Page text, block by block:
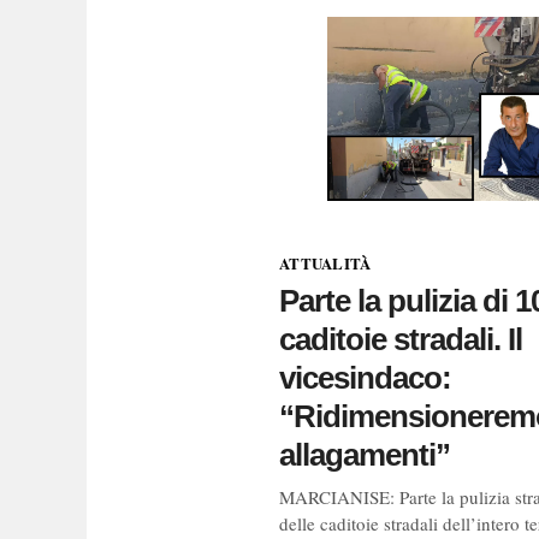
ATTUALITÀ
Parte la pulizia di
caditoie stradali. Il
vicesindaco:
allagamenti”
MARCIANISE: Parte la pulizia
delle caditoie stradali dell’intero